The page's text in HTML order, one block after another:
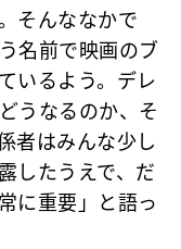
そんななかで
名前で映画のブ
いるよう。デレ
うなるのか、そ
者はみんな少し
したうえで、だ
に重要」と語っ